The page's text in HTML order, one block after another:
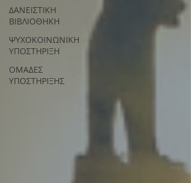
ΔΑΝΕΙΣΤΙΚΗ
ΒΙΒΛΙΟΘΗΚΗ
ΨΥΧΟΚΟΙΝΩΝΙΚΗ
ΥΠΟΣΤΗΡΙΞΗ
ΟΜΑΔΕΣ
ΥΠΟΣΤΗΡΙΞΗΣ